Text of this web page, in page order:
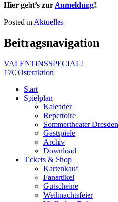
Hier geht’s zur Anmeldung!
Posted in Aktuelles
Beitragsnavigation
VALENTINSSPECIAL!
17€ Osteraktion
Start
Spielplan
Kalender
Repertoire
Sommertheater Dresden
Gastspiele
Archiv
Download
Tickets & Shop
Kartenkauf
Fanartikel
Gutscheine
Weihnachtsfeier